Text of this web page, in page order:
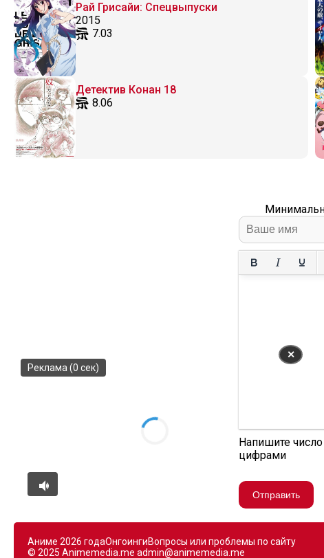
Рай Грисайи: Спецвыпуски
2015
7.03
Детектив Конан 18
8.06
Напишите число
цифрами
Отправить
Аниме 2026 годаОнгоингиВопросы или проблемы по сайту
© 2025 Animemedia.me admin@animemedia.me
✕
Реклама (0 сек)